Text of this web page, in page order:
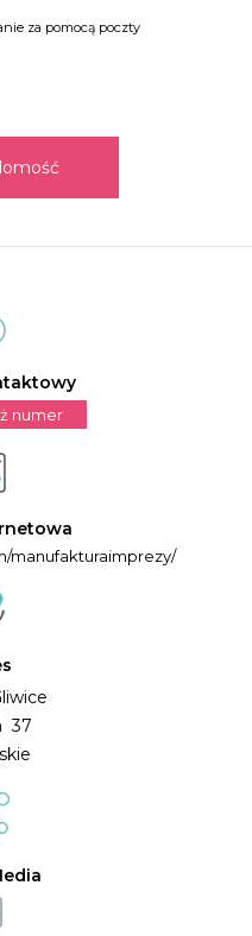
za pomocą poczty
numer
manufakturaimprezy/
37